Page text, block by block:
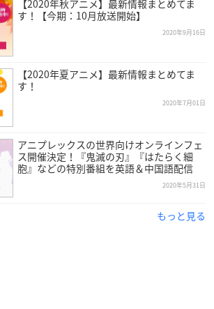
【2020年秋アニメ】最新情報まとめてま
す！【今期：10月放送開始】
2020年9月16日
【2020年夏アニメ】最新情報まとめてま
す！
2020年7月01日
アニプレックスの世界向けオンラインフェ
ス開催決定！『鬼滅の刃』『はたらく細
胞』などの特別番組を英語＆中国語配信
2020年5月31日
もっと見る